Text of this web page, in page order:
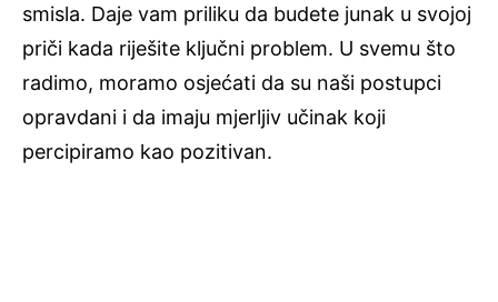
smisla. Daje vam priliku da budete junak u svojoj
priči kada riješite ključni problem. U svemu što
radimo, moramo osjećati da su naši postupci
opravdani i da imaju mjerljiv učinak koji
percipiramo kao pozitivan.